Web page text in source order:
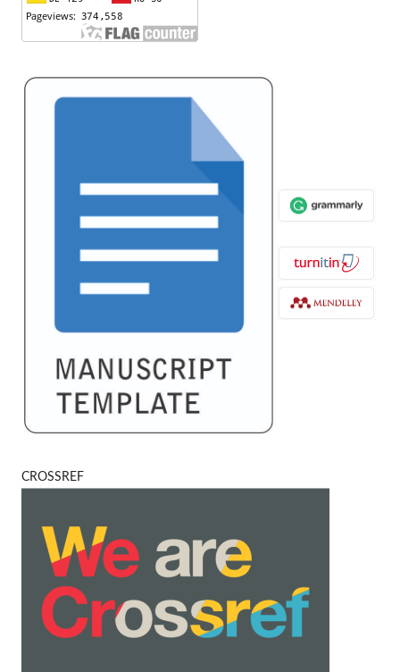
CROSSREF